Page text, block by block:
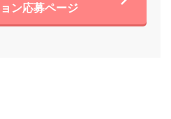
ン応募ページ